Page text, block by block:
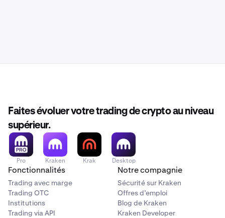
Faites évoluer votre trading de crypto au niveau
supérieur.
Pro Kraken Krak Desktop
Fonctionnalités
Trading avec marge
Trading OTC
Institutions
Trading via API
Notre compagnie
Sécurité sur Kraken
Offres d’emploi
Blog de Kraken
Kraken Developer